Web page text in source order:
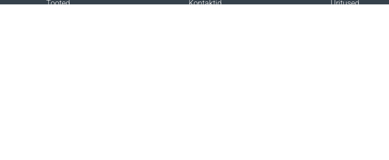
Tooted
Kontaktid
Üritused